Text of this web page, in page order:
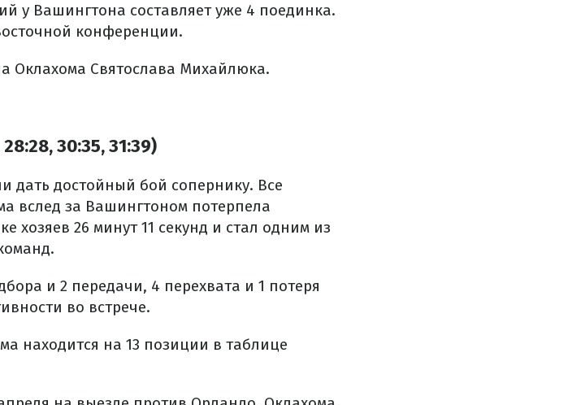
у Вашингтона составляет уже 4 поединка.
конференции.
Оклахома Святослава Михайлюка.
30:35, 31:39)
дать достойный бой сопернику. Все
вслед за Вашингтоном потерпела
26 минут 11 секунд и стал одним из
и 2 передачи, 4 перехвата и 1 потеря
во встрече.
находится на 13 позиции в таблице